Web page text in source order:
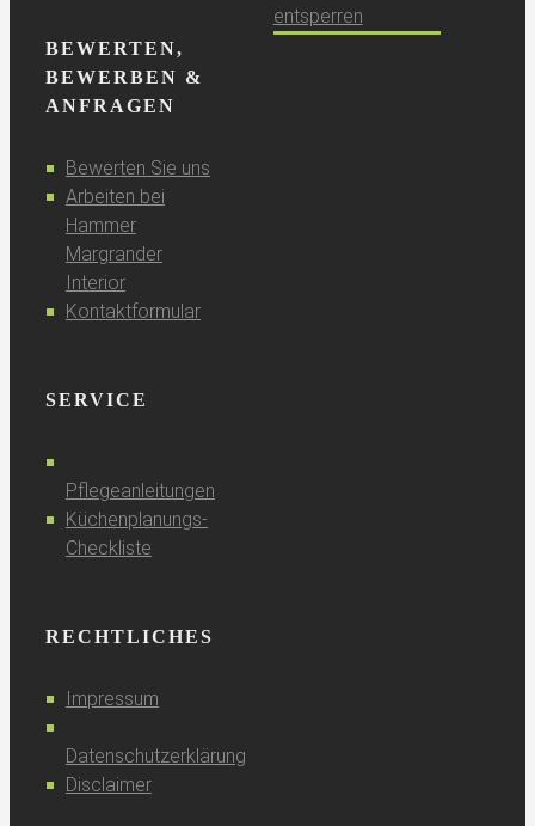
entsperren
BEWERTEN,
BEWERBEN &
ANFRAGEN
Bewerten Sie uns
Arbeiten bei
Hammer
Margrander
Interior
Kontaktformular
SERVICE
Pflegeanleitungen
Küchenplanungs-
Checkliste
RECHTLICHES
Impressum
Datenschutzerklärung
Disclaimer